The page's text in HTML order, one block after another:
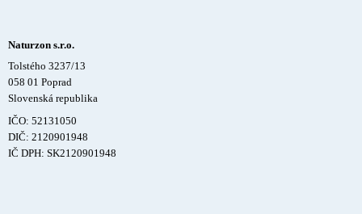
Naturzon s.r.o.
Tolstého 3237/13
058 01 Poprad
Slovenská republika
IČO: 52131050
DIČ: 2120901948
IČ DPH: SK2120901948